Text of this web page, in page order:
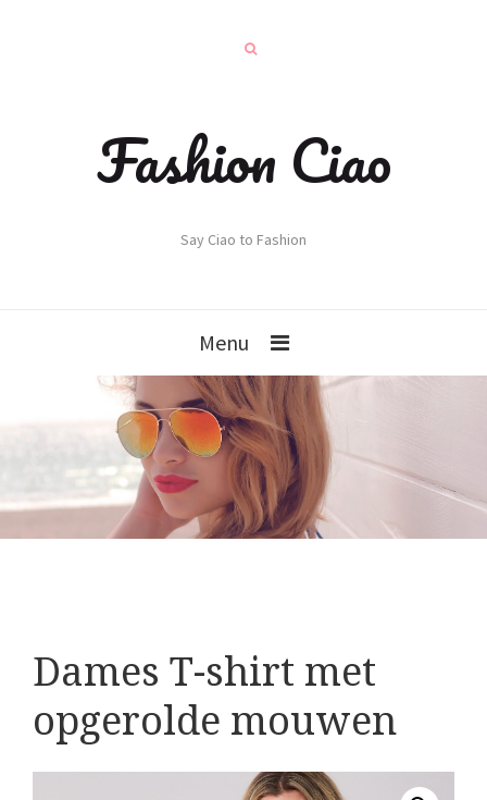
Fashion Ciao
Say Ciao to Fashion
Menu
Dames T-shirt met
opgerolde mouwen